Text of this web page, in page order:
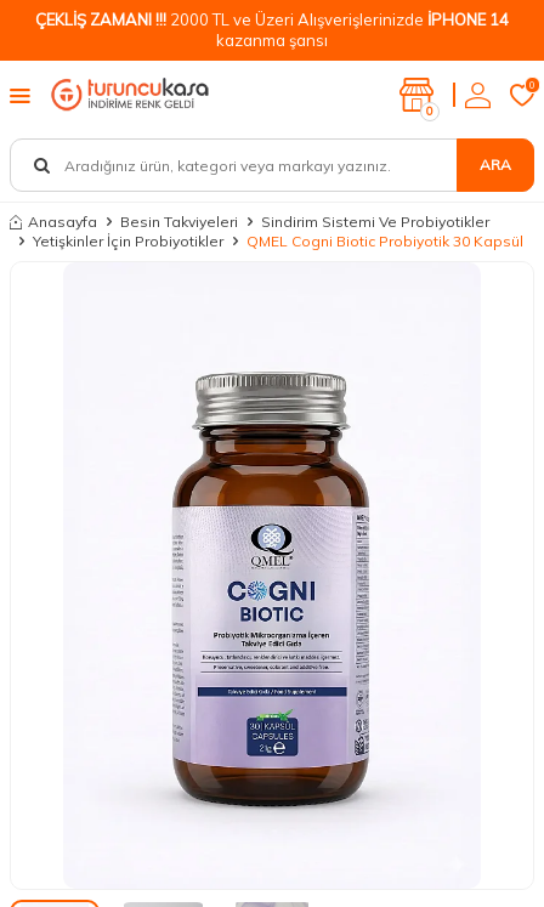
ÇEKLİŞ ZAMANI !!! 2000 TL ve Üzeri Alışverişlerinizde İPHONE 14
kazanma şansı
ARA
0
0
Anasayfa Besin Takviyeleri
Sindirim Sistemi Ve Probiyotikler
Yetişkinler İçin Probiyotikler
QMEL Cogni Biotic Probiyotik 30 Kapsül